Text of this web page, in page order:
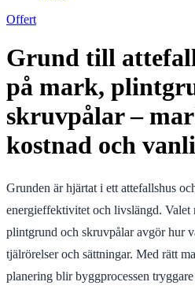
Offert
Grund till
på mark,
skruvpålar –
kostnad och
Grunden är hjärtat i ett attefallshus
energieffektivitet och livslängd. Valet
plintgrund och skruvpålar avgör hur
tjälrörelser och sättningar. Med rätt
planering blir byggprocessen